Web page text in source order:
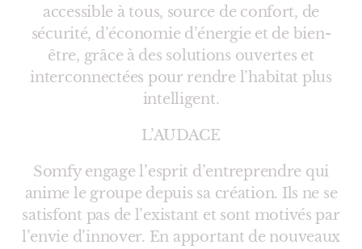
accessible à tous, source de confort, de
sécurité, d’économie d’énergie et de bien-
être, grâce à des solutions ouvertes et
interconnectées pour rendre l’habitat plus
intelligent.
L’AUDACE
Somfy engage l’esprit d’entreprendre qui
anime le groupe depuis sa création. Ils ne se
satisfont pas de l’existant et sont motivés par
l’envie d’innover. En apportant de nouveaux